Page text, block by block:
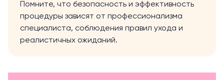
Помните, что безопасность и эффективность
процедуры зависят от профессионализма
специалиста, соблюдения правил ухода и
реалистичных ожиданий.